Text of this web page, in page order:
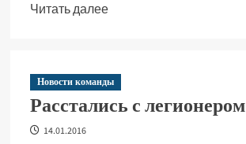
Читать далее
Новости команды
Расстались с легионером
14.01.2016